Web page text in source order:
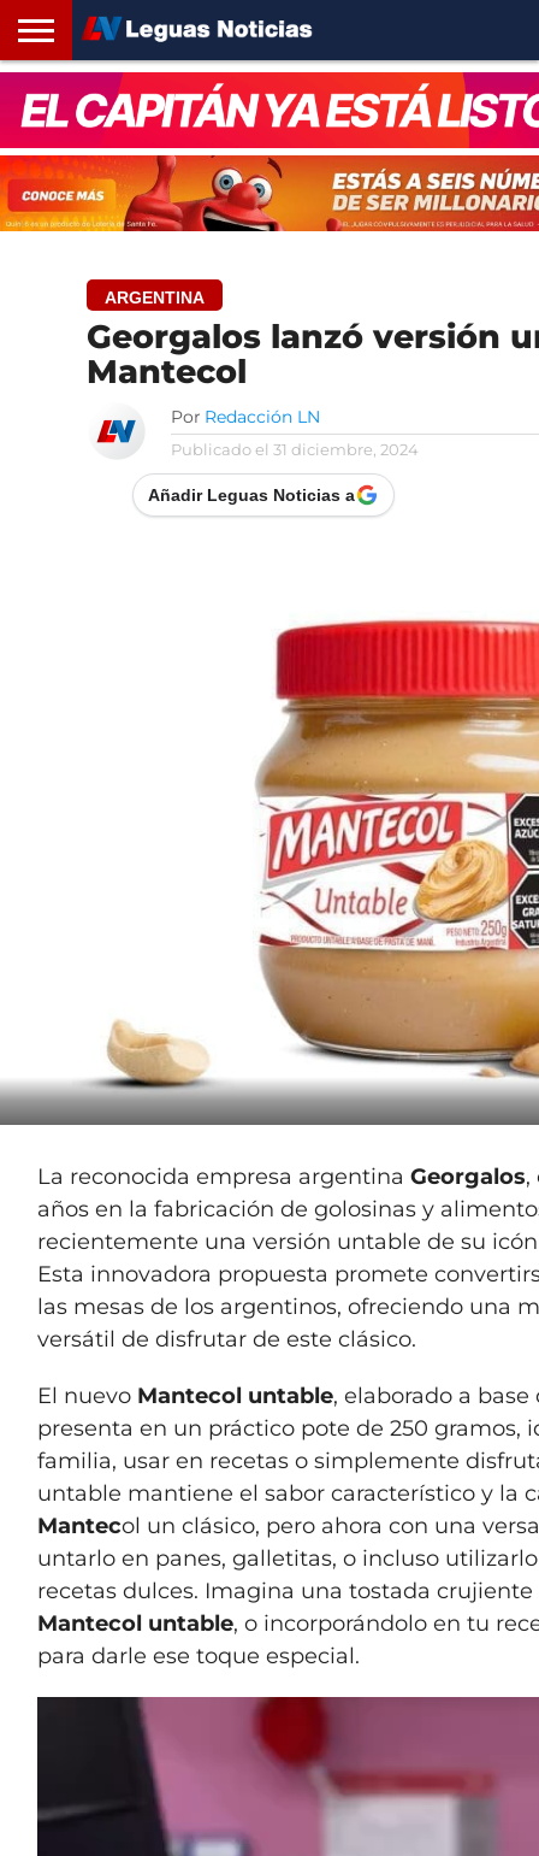
SANTA
FE
ROSARIO24
REGIONES
ARGENTINA
OPINIÓN
CONTACTO
ARGENTINA
Georgalos lanzó versión
Mantecol
Por Redacción LN
Publicado el 31 diciembre, 2024
Añadir Leguas Noticias a
La reconocida empresa argentinaGeorgalos,
años en la fabricación de golosinas y
recientemente una versión untable de su
Esta innovadora propuesta promete
las mesas de los argentinos, ofreciendo una
versátil de disfrutar de este clásico.
El nuevo Mantecol untable, elaborado a
presenta en un práctico pote de 250 gramos,
familia, usar en recetas o simplemente
untable mantiene el sabor característico y la
Mantecol un clásico, pero ahora con una
untarlo en panes, galletitas, o incluso
recetas dulces. Imagina una tostada
Mantecol untable, o incorporándolo en tu
para darle ese toque especial.